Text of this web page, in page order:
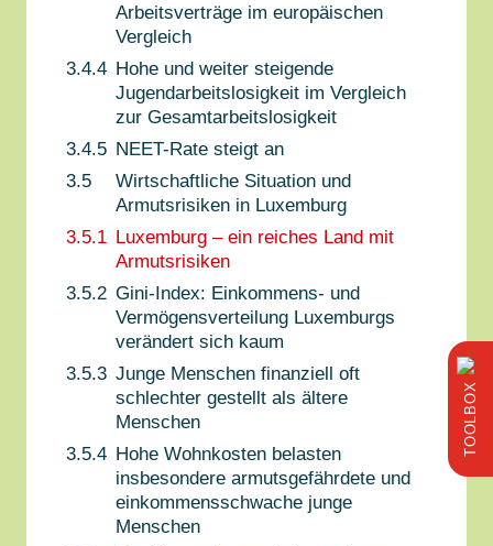
Arbeitsverträge im europäischen
Vergleich
3.4.4 Hohe und weiter steigende
Jugendarbeitslosigkeit im Vergleich
zur Gesamtarbeitslosigkeit
3.4.5 NEET-Rate steigt an
3.5
Wirtschaftliche Situation und
Armutsrisiken in Luxemburg
3.5.1 Luxemburg – ein reiches Land mit
Armutsrisiken
3.5.2 Gini-Index: Einkommens- und
Vermögensverteilung Luxemburgs
verändert sich kaum
3.5.3 Junge Menschen finanziell oft
schlechter gestellt als ältere
Menschen
3.5.4 Hohe Wohnkosten belasten
insbesondere armutsgefährdete und
einkommensschwache junge
Menschen
TOOL
BOX